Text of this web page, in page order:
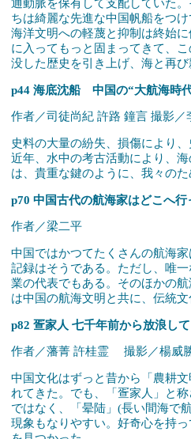
通動脈を保有して支配していた
ちは綺麗な先進な中国帆船をつ
海洋文明への軽蔑と抑制は終始
に入ってもっと固まってきて、
没した歴史を引き上げ、海と再
p44 海底沈船 中国の“大航海時
作者／司徒尚紀 許路 鐘言 撮影／
史料の大量の紛失、損傷により
近年、水中の考古活動により、
は、貴重な鍵のように、我々の
p70 中国古代の航海家はどこへ行
作者／梁二平
中国ではかつてたくさんの航海
記録はそうである。ただし、唯
業の代表でもある。そのほかの
は中国の航海文明と共に、伝統
p82 疍家人 七千年前から放浪し
作者／藩菁 許桂霊 撮影／楊威
中国文化はずっと昔から「農耕
れてきた。でも、「疍家人」と
ではなく、「晕陆」(長い間海で
現象もなりやすい。好奇心を持